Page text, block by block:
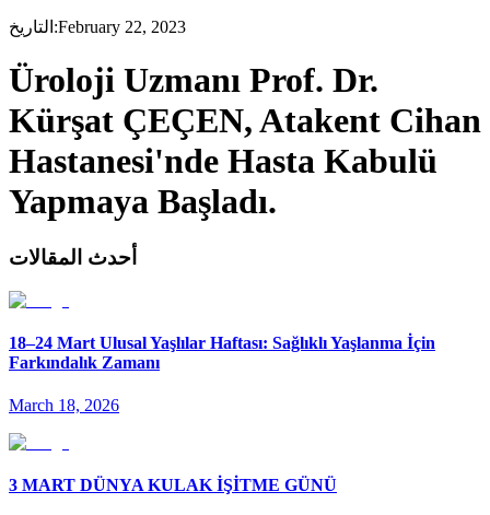
التاريخ :February 22, 2023
Üroloji Uzmanı Prof. Dr.
Kürşat ÇEÇEN, Atakent Cihan
Hastanesi'nde Hasta Kabulü
Yapmaya Başladı.
أحدث المقالات
18–24 Mart Ulusal Yaşlılar Haftası: Sağlıklı Yaşlanma İçin
Farkındalık Zamanı
March 18, 2026
3 MART DÜNYA KULAK İŞİTME GÜNÜ